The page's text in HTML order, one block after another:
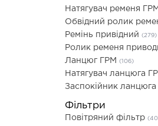
Натягувач ременя ГРМ
Обвідний ролик
Ремінь привідний (279)
Ролик ременя
Ланцюг ГРМ (106)
Натягувач ланцюга
Заспокійник
Фільтри
Повітряний фільтр